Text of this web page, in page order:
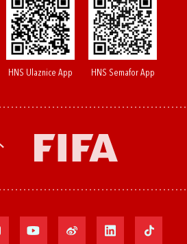
HNS Ulaznice App HNS Semafor App